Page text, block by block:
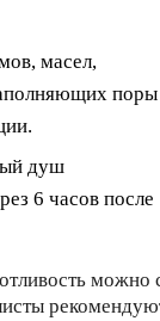
масел,
поры
душ
6 часов после
можно